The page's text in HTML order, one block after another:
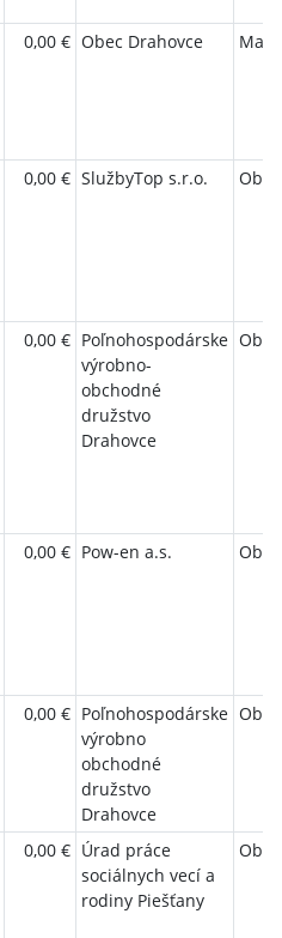
0,00 € Obec Drahovce
0,00 € SlužbyTop s.r.o.
0,00 € Poľnohospodárske
výrobno-
obchodné
družstvo
Drahovce
0,00 € Pow-en a.s.
0,00 € Poľnohospodárske
výrobno
obchodné
družstvo
Drahovce
0,00 € Úrad práce
sociálnych vecí a
rodiny Piešťany